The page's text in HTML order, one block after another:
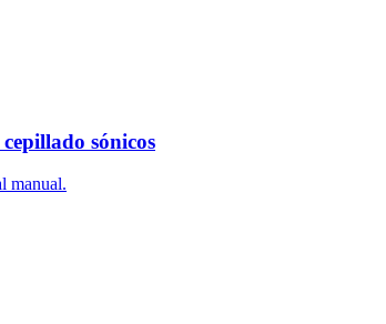
sónicos
manual.